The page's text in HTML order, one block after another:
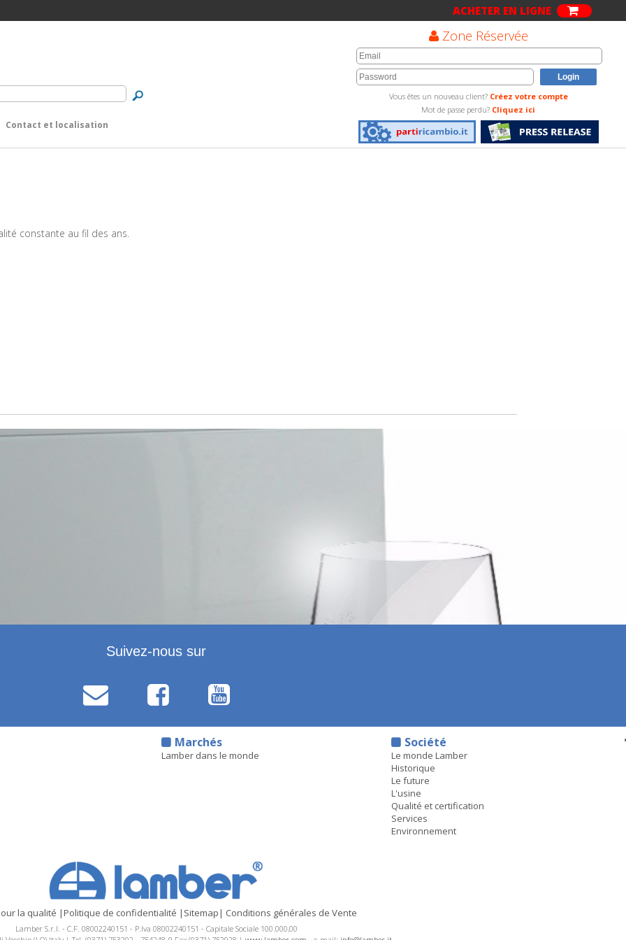
ACHETER EN LIGNE
Contact et localisation
Zone Réservée
Vous êtes un nouveau client? Créez votre compte
Mot de passe perdu? Cliquez ici
constante au fil des ans.
Suivez-nous sur
Marchés
Lamber dans le monde
Société
Le monde Lamber
Historique
Le future
L'usine
Qualité et certification
Services
Environnement
la qualité |Politique de confidentialité | Sitemap| Conditions générales de Vente
Lamber S.r.l. - C.F. 08002240151 - P.Iva 08002240151 - Capitale Sociale 100.000,00